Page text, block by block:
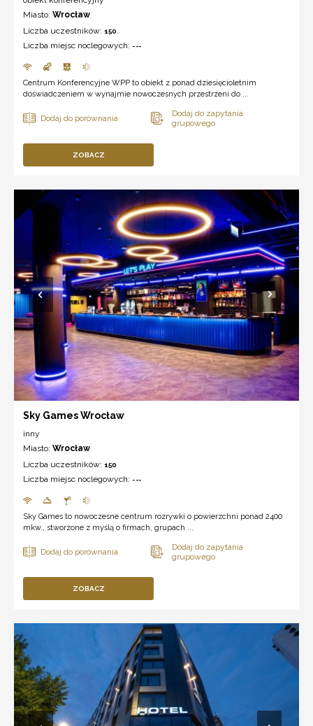
Miasto: Wrocław
Liczba uczestników: 150
Liczba miejsc noclegowych: ---
Centrum Konferencyjne WPP to obiekt z ponad dziesięcioletnim
doświadczeniem w wynajmie nowoczesnych przestrzeni do ...
ZOBACZ
Sky Games Wrocław
inny
Miasto: Wrocław
Liczba uczestników: 150
Liczba miejsc noclegowych: ---
Sky Games to nowoczesne centrum rozrywki o powierzchni ponad 2400
mkw., stworzone z myślą o firmach, grupach ...
ZOBACZ